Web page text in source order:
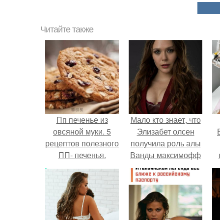
Читайте также
Пп печенье из
овсяной муки. 5
рецептов полезного
ПП- печенья.
Мало кто знает, что
Элизабет олсен
получила роль алы
Ванды максимофф
не сразу.